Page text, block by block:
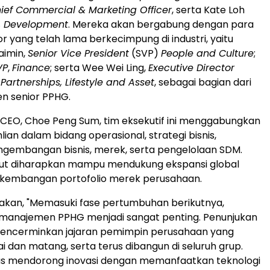
Commercial & Marketing Officer, serta Kate Loh
Development. Mereka akan bergabung dengan para
yang telah lama berkecimpung di industri, yaitu
Senior Vice President (SVP) People and Culture;
,Finance; serta Wee Wei Ling,Executive Director
Lifestyle and Asset, sebagai bagian dari
senior PPHG.
Choe Peng Sum, tim eksekutif ini menggabungkan
dalam bidang operasional, strategi bisnis,
bisnis, merek, serta pengelolaan SDM.
diharapkan mampu mendukung ekspansi global
portofolio merek perusahaan.
"Memasuki fase pertumbuhan berikutnya,
PPHG menjadi sangat penting. Penunjukan
jajaran pemimpin perusahaan yang
dan matang, serta terus dibangun di seluruh grup.
mendorong inovasi dengan memanfaatkan teknologi